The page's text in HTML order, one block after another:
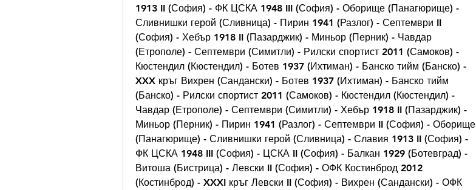
1913 II (София) - ФК ЦСКА 1948 III (София) - Оборище (Панагюрище) -
Сливнишки герой (Сливница) - Пирин 1941 (Разлог) - Септември II
(София) - Хебър 1918 II (Пазарджик) - Миньор (Перник) - Чавдар
(Етрополе) - Септември (Симитли) - Рилски спортист 2011 (Самоков) -
Кюстендил (Кюстендил) - Ботев 1937 (Ихтиман) - Банско тийм (Банско) -
XXX кръг Вихрен (Сандански) - Ботев 1937 (Ихтиман) - Банско тийм
(Банско) - Рилски спортист 2011 (Самоков) - Кюстендил (Кюстендил) -
Чавдар (Етрополе) - Септември (Симитли) - Хебър 1918 II (Пазарджик) -
Миньор (Перник) - Пирин 1941 (Разлог) - Септември II (София) - Оборище
(Панагюрище) - Сливнишки герой (Сливница) - Славия 1913 II (София) -
ФК ЦСКА 1948 III (София) - ЦСКА II (София) - Балкан 1929 (Ботевград) -
Витоша (Бистрица) - Левски II (София) - ОФК Костинброд 2012
(Костинброд) - XXXI кръг Левски II (София) - Вихрен (Сандански) - ОФК